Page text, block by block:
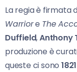
La regia è firmata
Warriore The
Duffield,Anthony
produzione è
queste ci sono